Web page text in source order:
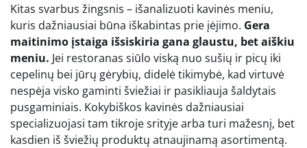
Kitas svarbus žingsnis – išanalizuoti kavinės meniu,
kuris dažniausiai būna iškabintas prie įėjimo. Gera
maitinimo įstaiga išsiskiria gana glaustu, bet aiškiu
meniu. Jei restoranas siūlo viską nuo sušių ir picų iki
cepelinų bei jūrų gėrybių, didelė tikimybė, kad virtuvė
nespėja visko gaminti šviežiai ir pasikliauja šaldytais
pusgaminiais. Kokybiškos kavinės dažniausiai
specializuojasi tam tikroje srityje arba turi mažesnį, bet
kasdien iš šviežių produktų atnaujinamą asortimentą.